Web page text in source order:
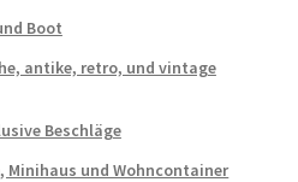
Boot
antike, retro, und vintage
Beschläge
Minihaus und Wohncontainer